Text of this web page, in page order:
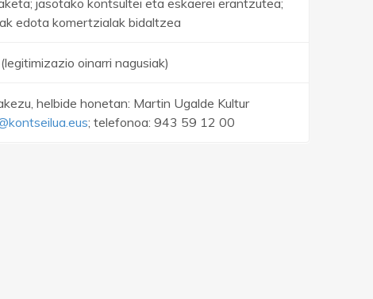
edota komertzialak bidaltzea
oinarri nagusiak)
helbide honetan: Martin Ugalde Kultur
; telefonoa: 943 59 12 00